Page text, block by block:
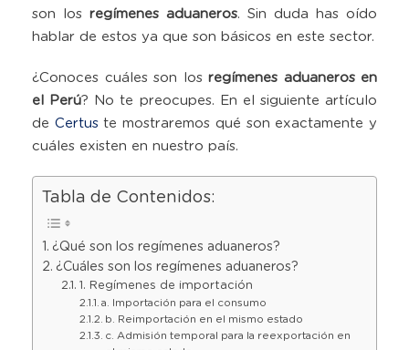
son los regímenes aduaneros. Sin duda has oído
hablar de estos ya que son básicos en este sector.
¿Conoces cuáles son los regímenes aduaneros en
el Perú? No te preocupes. En el siguiente artículo
de Certuste mostraremos qué son exactamente y
cuáles existen en nuestro país.
Tabla de Contenidos:
¿Qué son los regímenes aduaneros?
¿Cuáles son los regímenes aduaneros?
1. Regímenes de importación
a. Importación para el consumo
b. Reimportación en el mismo estado
c. Admisión temporal para la reexportación en